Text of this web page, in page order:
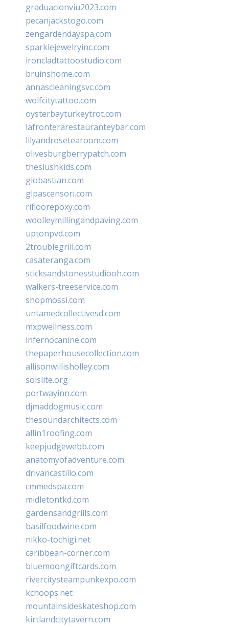
graduacionviu2023.com
pecanjackstogo.com
zengardendayspa.com
sparklejewelryinc.com
ironcladtattoostudio.com
bruinshome.com
annascleaningsvc.com
wolfcitytattoo.com
oysterbayturkeytrot.com
lafronterarestauranteybar.com
lilyandrosetearoom.com
olivesburgberrypatch.com
theslushkids.com
giobastian.com
glpascensori.com
rifloorepoxy.com
woolleymillingandpaving.com
uptonpvd.com
2troublegrill.com
casateranga.com
sticksandstonesstudiooh.com
walkers-treeservice.com
shopmossi.com
untamedcollectivesd.com
mxpwellness.com
infernocanine.com
thepaperhousecollection.com
allisonwillisholley.com
solslite.org
portwayinn.com
djmaddogmusic.com
thesoundarchitects.com
allin1roofing.com
keepjudgewebb.com
anatomyofadventure.com
drivancastillo.com
cmmedspa.com
midletontkd.com
gardensandgrills.com
basilfoodwine.com
nikko-tochigi.net
caribbean-corner.com
bluemoongiftcards.com
rivercitysteampunkexpo.com
kchoops.net
mountainsideskateshop.com
kirtlandcitytavern.com